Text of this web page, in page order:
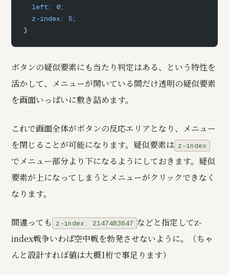
  left
: 0;
  z-index
: 5;
}
ボタンの疑似要素にも当たり判定はある、という特性を
活かして、メニューが開いている間だけ透明の疑似要素
を画面いっぱいに敷き詰めます。
これで画面全体がボタンの反応エリアとなり、メニュー
を閉じることが可能になります。疑似要素は z-index
でメニュー部分より下になるようにしておきます。疑似
要素が上になってしまうとメニューがクリックできなく
なります。
間違っても z-index: 2147483647 などと指定してz-
index戦争―――いわば空中戦を勃発させないように。（ちゃ
んと設計すれば値は大概1桁で事足ります）